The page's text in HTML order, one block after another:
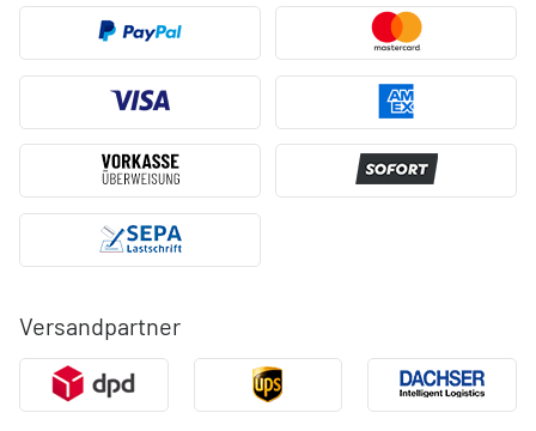
Versandpartner